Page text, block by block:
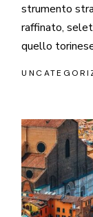
strumento
raffinato,
quello